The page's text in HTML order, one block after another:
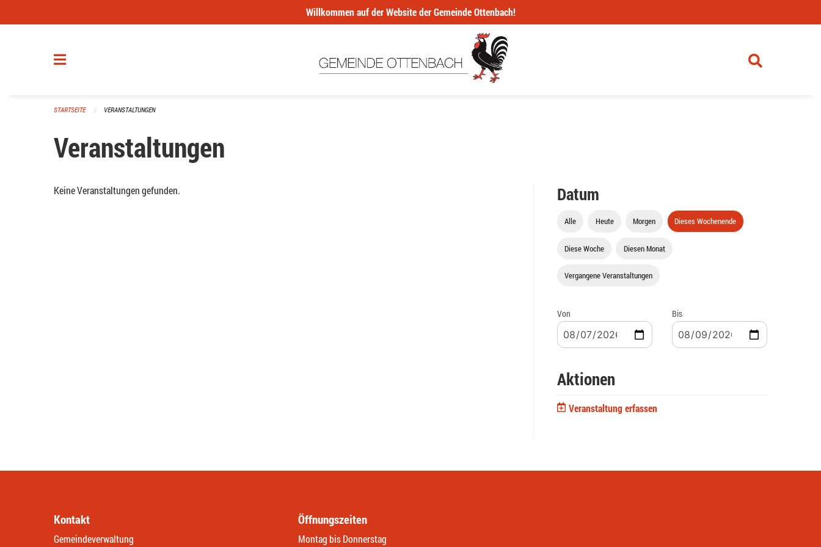
Willkommen auf der Website der Gemeinde Ottenbach!
STARTSEITE VERANSTALTUNGEN
Veranstaltungen
Keine Veranstaltungen gefunden. Datum
Alle Heute Morgen Dieses Wochenende
Diese Woche Diesen Monat
Vergangene Veranstaltungen
Von Bis
Aktionen
Veranstaltung erfassen
Kontakt
Gemeindeverwaltung
Öffnungszeiten
Montag bis Donnerstag